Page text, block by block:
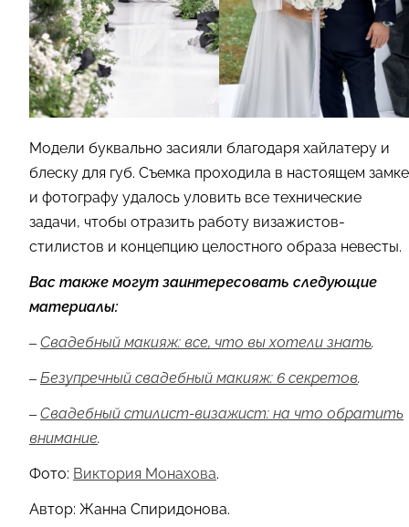
Модели буквально засияли благодаря хайлатеру и
блеску для губ. Съемка проходила в настоящем замке
и фотографу удалось уловить все технические
задачи, чтобы отразить работу визажистов-
стилистов и концепцию целостного образа невесты.
Вас также могут заинтересовать следующие
материалы:
– Свадебный макияж: все, что вы хотели знать.
– Безупречный свадебный макияж: 6 секретов.
– Cвадебный стилист-визажист: на что обратить
внимание.
Фото: Виктория Монахова.
Автор: Жанна Спиридонова.